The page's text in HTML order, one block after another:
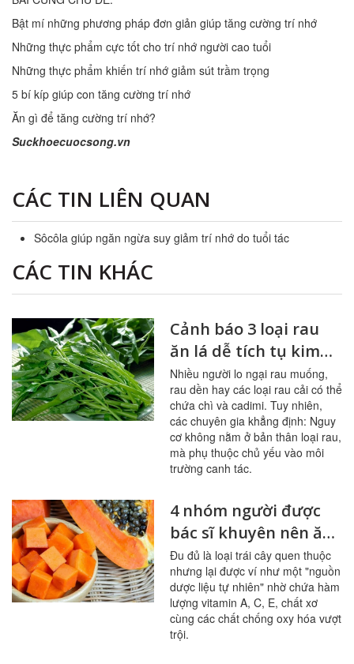
Bật mí những phương pháp đơn giản giúp tăng cường trí nhớ
Những thực phẩm cực tốt cho trí nhớ người cao tuổi
Những thực phẩm khiến trí nhớ giảm sút trầm trọng
5 bí kíp giúp con tăng cường trí nhớ
Ăn gì để tăng cường trí nhớ?
Suckhoecuocsong.vn
CÁC TIN LIÊN QUAN
Sôcôla giúp ngăn ngừa suy giảm trí nhớ do tuổi tác
CÁC TIN KHÁC
Cảnh báo 3 loại rau
ăn lá dễ tích tụ kim
loại nặng
Nhiều người lo ngại rau muống,
rau dền hay các loại rau cải có thể
chứa chì và cadimi. Tuy nhiên,
các chuyên gia khẳng định: Nguy
cơ không nằm ở bản thân loại rau,
mà phụ thuộc chủ yếu vào môi
trường canh tác.
4 nhóm người được
bác sĩ khuyên nên ăn
đu đủ thường xuyên
Đu đủ là loại trái cây quen thuộc
nhưng lại được ví như một "nguồn
dược liệu tự nhiên" nhờ chứa hàm
lượng vitamin A, C, E, chất xơ
cùng các chất chống oxy hóa vượt
trội.